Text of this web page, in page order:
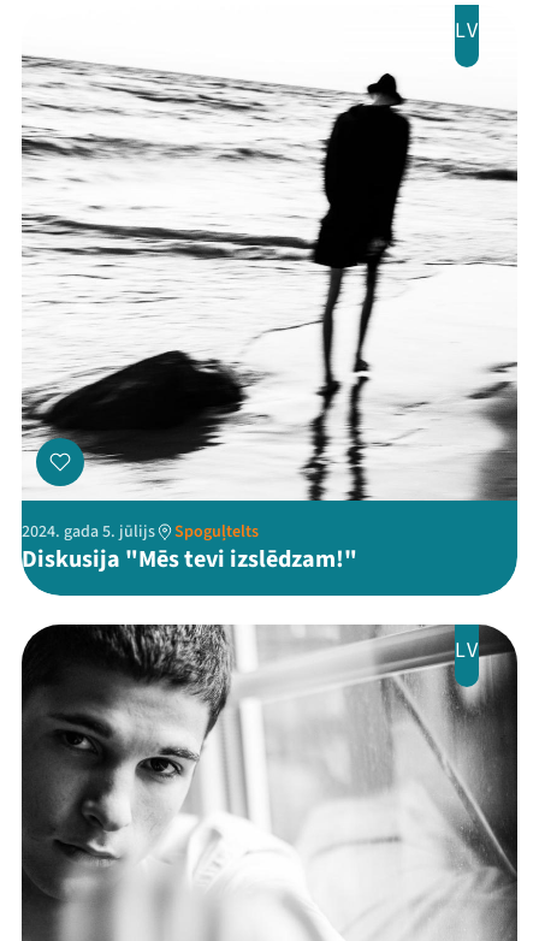
LV
2024. gada 5. jūlijs Spoguļtelts
Diskusija "Mēs tevi izslēdzam!"
LV